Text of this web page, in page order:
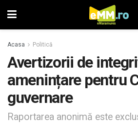
Acasa Politică
Avertizorii de
amenințare pentru
guvernare
Raportarea anonimă este